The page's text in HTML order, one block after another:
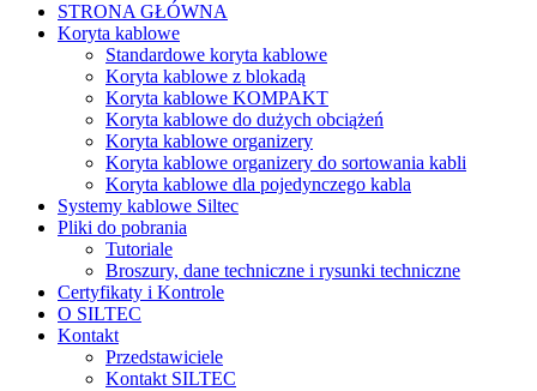
STRONA GŁÓWNA
Koryta kablowe
Standardowe koryta kablowe
Koryta kablowe z blokadą
Koryta kablowe KOMPAKT
Koryta kablowe do dużych obciążeń
Koryta kablowe organizery
Koryta kablowe organizery do sortowania kabli
Koryta kablowe dla pojedynczego kabla
Systemy kablowe Siltec
Pliki do pobrania
Tutoriale
Broszury, dane techniczne i rysunki techniczne
Certyfikaty i Kontrole
O SILTEC
Kontakt
Przedstawiciele
Kontakt SILTEC